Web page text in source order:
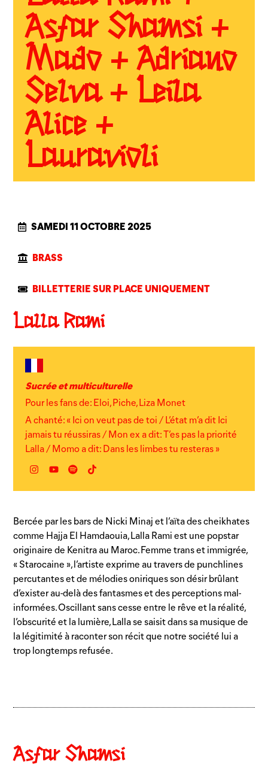
Asfar Shamsi +
Mado + Adriano
Selva + Leïla
Alice +
Lauravioli
SAMEDI 11 OCTOBRE 2025
BRASS
BILLETTERIE SUR PLACE UNIQUEMENT
Lalla Rami
Sucrée et multiculturelle
Pour les fans de: Eloi, Piche, Liza Monet
A chanté: « Ici on veut pas de toi / L’état m’a dit Ici
jamais tu réussiras / Mon ex a dit: T’es pas la priorité
Lalla / Momo a dit: Dans les limbes tu resteras »
Instagram
YouTubeSpotifyTikTok
Bercée par les bars de Nicki Minaj et l’aïta des cheikhates
comme Hajja El Hamdaouia, Lalla Rami est une popstar
originaire de Kenitra au Maroc. Femme trans et immigrée,
« Starocaine », l’artiste exprime au travers de punchlines
percutantes et de mélodies oniriques son désir brûlant
d’exister au-delà des fantasmes et des perceptions mal-
informées. Oscillant sans cesse entre le rêve et la réalité,
l’obscurité et la lumière, Lalla se saisit dans sa musique de
la légitimité à raconter son récit que notre société lui a
trop longtemps refusée.
Asfar Shamsi